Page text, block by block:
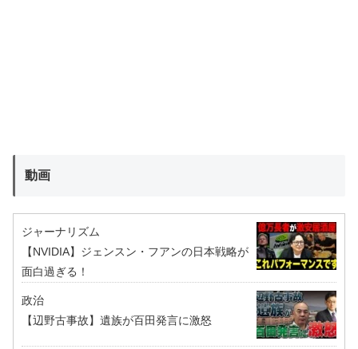
動画
ジャーナリズム
【NVIDIA】ジェンスン・フアンの日本戦略が
面白過ぎる！
政治
【辺野古事故】遺族が百田発言に激怒